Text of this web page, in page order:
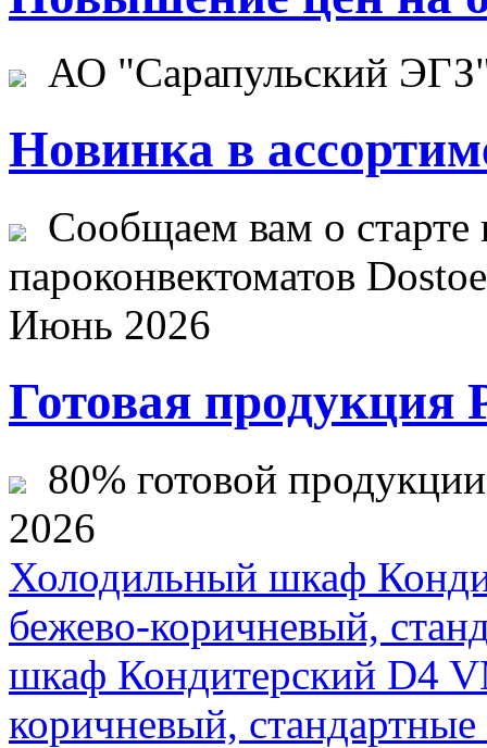
АО "Сарапульский
Новинка в
Сообщаем вам о старте
пароконвектоматов
Июнь 2026
Готовая продукция
80% готовой
2026
Холодильный шкаф
бежево-коричневый,
шкаф Кондитерский D4
коричневый, стандартные